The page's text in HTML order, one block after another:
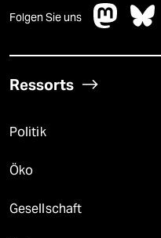
Folgen Sie uns
Ressorts
Politik
Öko
Gesellschaft